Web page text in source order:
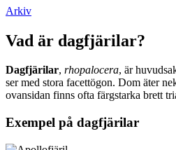
Arkiv
Vad är dagfjärilar?
Dagfjärilar, rhopalocera, är
ser med stora facettögon. Dom äter
ovansidan finns ofta färgstarka brett
Exempel på dagfjärilar